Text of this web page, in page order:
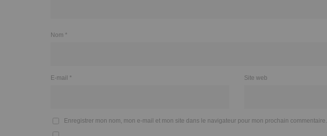
Nom *
E-mail * Site web
Enregistrer mon nom, mon e-mail et mon site dans le navigateur pour mon prochain commentaire.